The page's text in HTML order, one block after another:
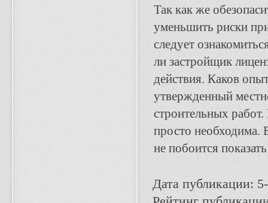
Так как же
уменьшить риски
следует
ли застройщик
действия. Каков
утвержденный
строительных
просто необходима.
не побоится
Дата публикации: